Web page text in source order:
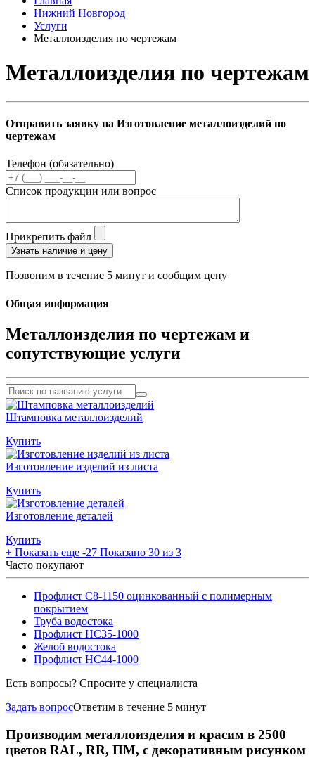
Нижний Новгород
Услуги
Металлоизделия по чертежам
Металлоизделия по чертежам
Отправить заявку на Изготовление металлоизделий по
чертежам
Телефон (обязательно)
Список продукции или вопрос
Прикрепить файл
Узнать наличие и цену
Позвоним в течение 5 минут и сообщим цену
Общая информация
Металлоизделия по чертежам и
сопутствующие услуги
Штамповка металлоизделий
Купить
Изготовление изделий из листа
Купить
Изготовление деталей
Купить
+ Показать еще -27 Показано 30 из 3
Часто покупают
Профлист С8-1150 оцинкованный с полимерным
покрытием
Труба водостока
Профлист НС35-1000
Желоб водостока
Профлист НС44-1000
Есть вопросы? Спросите у специалиста
Задать вопросОтветим в течение 5 минут
Производим металлоизделия и красим в 2500
цветов RAL, RR, ПМ, с декоративным рисунком